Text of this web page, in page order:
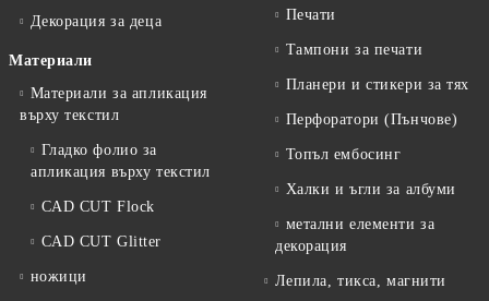
Декорация за деца
Материали
Материали за апликация
върху текстил
Гладко фолио за
апликация върху текстил
CAD CUT Flock
CAD CUT Glitter
ножици
Печати
Тампони за печати
Планери и стикери за тях
Перфоратори (Пънчове)
Топъл ембосинг
Халки и ъгли за албуми
метални елементи за
декорация
Лепила, тикса, магнити